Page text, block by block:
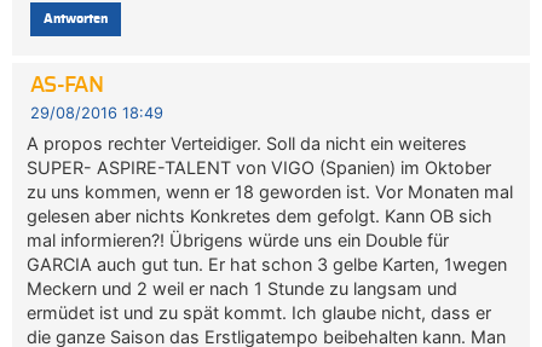
Antworten
AS-FAN
29/08/2016 18:49
A propos rechter Verteidiger. Soll da nicht ein weiteres
SUPER- ASPIRE-TALENT von VIGO (Spanien) im Oktober
zu uns kommen, wenn er 18 geworden ist. Vor Monaten mal
gelesen aber nichts Konkretes dem gefolgt. Kann OB sich
mal informieren?! Übrigens würde uns ein Double für
GARCIA auch gut tun. Er hat schon 3 gelbe Karten, 1wegen
Meckern und 2 weil er nach 1 Stunde zu langsam und
ermüdet ist und zu spät kommt. Ich glaube nicht, dass er
die ganze Saison das Erstligatempo beibehalten kann. Man